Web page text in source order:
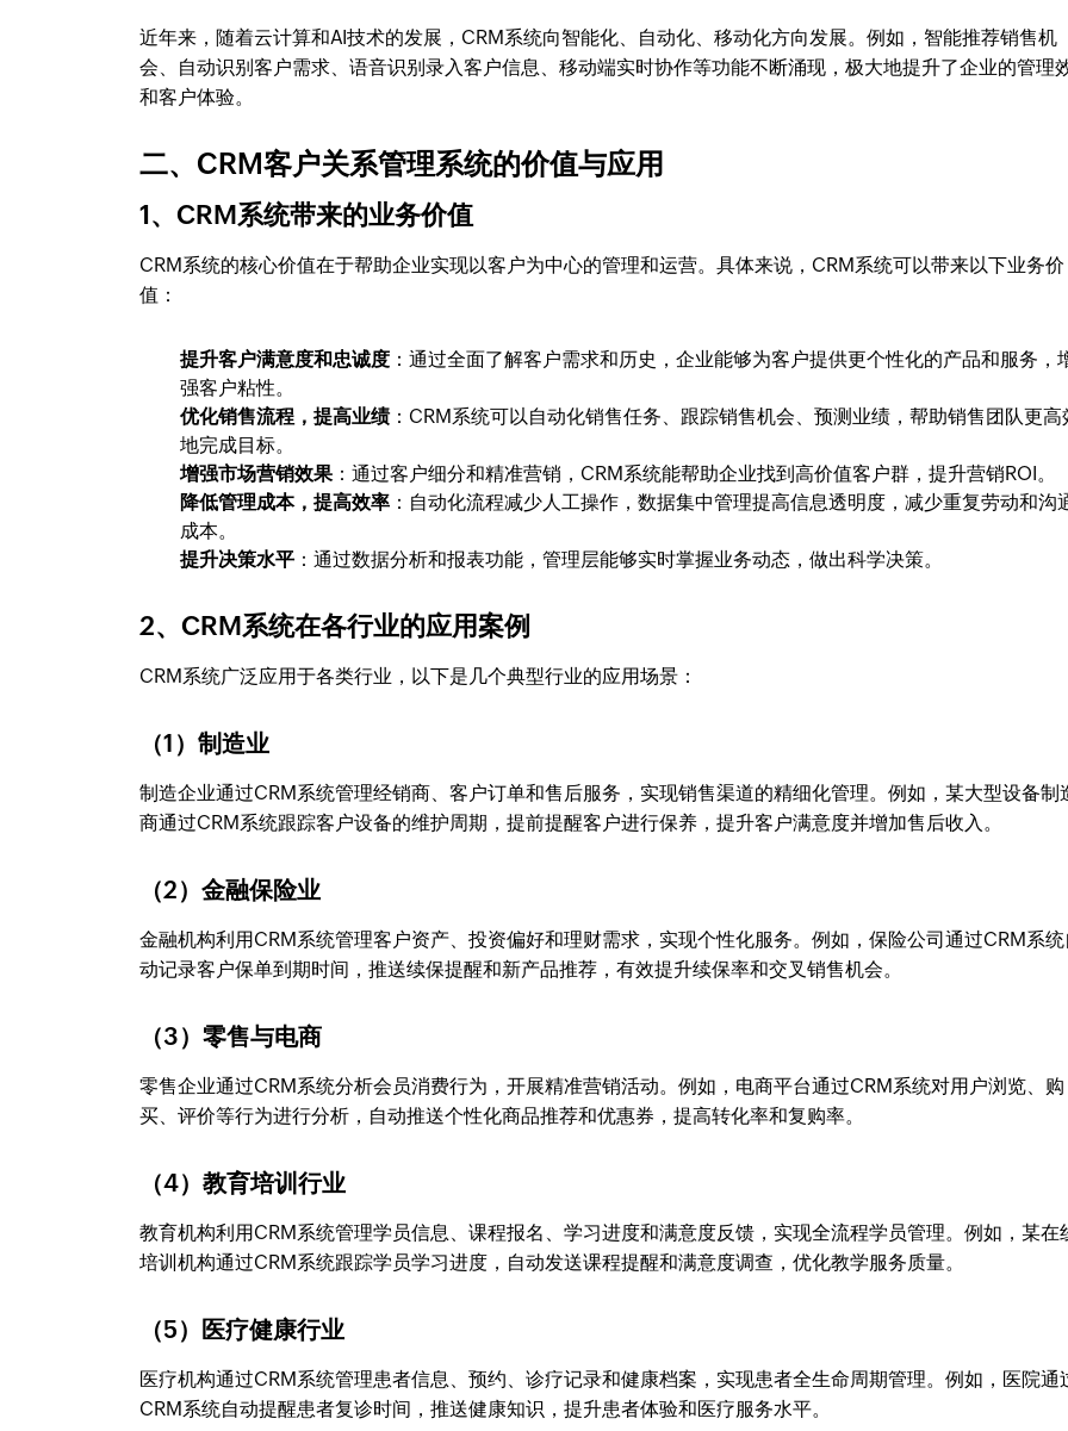
近年来，随着云计算和AI技术的发展，CRM系统向智能化、自动化、移动化方向发展。例如，智能推荐销售机
会、自动识别客户需求、语音识别录入客户信息、移动端实时协作等功能不断涌现，极大地提升了企业的管理
和客户体验。
二、CRM客户关系管理系统的价值与应用
1、CRM系统带来的业务价值
CRM系统的核心价值在于帮助企业实现以客户为中心的管理和运营。具体来说，CRM系统可以带来以下业务价
值：
提升客户满意度和忠诚度 ：通过全面了解客户需求和历史，企业能够为客户提供更个性化的产品和服务，
强客户粘性。
优化销售流程，提高业绩：CRM系统可以自动化销售任务、跟踪销售机会、预测业绩，帮助销售团队更高
地完成目标。
增强市场营销效果：通过客户细分和精准营销，CRM系统能帮助企业找到高价值客户群，提升营销ROI。
降低管理成本，提高效率 ：自动化流程减少人工操作，数据集中管理提高信息透明度，减少重复劳动和沟
成本。
提升决策水平 ：通过数据分析和报表功能，管理层能够实时掌握业务动态，做出科学决策。
2、CRM系统在各行业的应用案例
CRM系统广泛应用于各类行业，以下是几个典型行业的应用场景：
（1）制造业
制造企业通过CRM系统管理经销商、客户订单和售后服务，实现销售渠道的精细化管理。例如，某大型设备制
商通过CRM系统跟踪客户设备的维护周期，提前提醒客户进行保养，提升客户满意度并增加售后收入。
（2）金融保险业
金融机构利用CRM系统管理客户资产、投资偏好和理财需求，实现个性化服务。例如，保险公司通过CRM系
动记录客户保单到期时间，推送续保提醒和新产品推荐，有效提升续保率和交叉销售机会。
（3）零售与电商
零售企业通过CRM系统分析会员消费行为，开展精准营销活动。例如，电商平台通过CRM系统对用户浏览、购
买、评价等行为进行分析，自动推送个性化商品推荐和优惠券，提高转化率和复购率。
（4）教育培训行业
教育机构利用CRM系统管理学员信息、课程报名、学习进度和满意度反馈，实现全流程学员管理。例如，某在
培训机构通过CRM系统跟踪学员学习进度，自动发送课程提醒和满意度调查，优化教学服务质量。
（5）医疗健康行业
医疗机构通过CRM系统管理患者信息、预约、诊疗记录和健康档案，实现患者全生命周期管理。例如，医院通
CRM系统自动提醒患者复诊时间，推送健康知识，提升患者体验和医疗服务水平。